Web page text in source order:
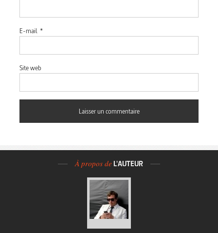
E-mail *
Site web
À propos de L'AUTEUR